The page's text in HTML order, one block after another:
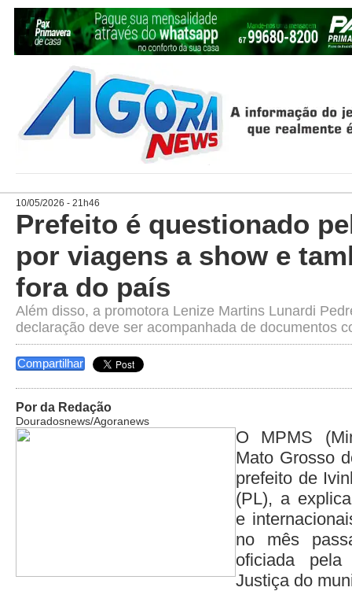
10/05/2026 - 21h46
Prefeito é questionado
por viagens a show e
fora do país
Além disso, a promotora Lenize Martins Lunardi
declaração deve ser acompanhada de documentos
Compartilhar
Por da Redação
Douradosnews/Agoranews
O MPMS
Mato Grosso
prefeito de
(PL), a
e
no mês
oficiada
Justiça do